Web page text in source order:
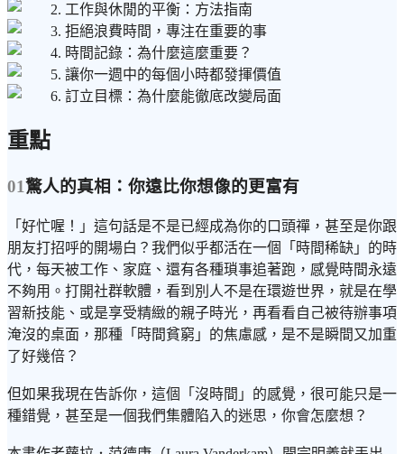
2. 工作與休閒的平衡：方法指南
3. 拒絕浪費時間，專注在重要的事
4. 時間記錄：為什麼這麼重要？
5. 讓你一週中的每個小時都發揮價值
6. 訂立目標：為什麼能徹底改變局面
重點
01驚人的真相：你遠比你想像的更富有
「好忙喔！」這句話是不是已經成為你的口頭禪，甚至是你跟
朋友打招呼的開場白？我們似乎都活在一個「時間稀缺」的時
代，每天被工作、家庭、還有各種瑣事追著跑，感覺時間永遠
不夠用。打開社群軟體，看到別人不是在環遊世界，就是在學
習新技能、或是享受精緻的親子時光，再看看自己被待辦事項
淹沒的桌面，那種「時間貧窮」的焦慮感，是不是瞬間又加重
了好幾倍？
但如果我現在告訴你，這個「沒時間」的感覺，很可能只是一
種錯覺，甚至是一個我們集體陷入的迷思，你會怎麼想？